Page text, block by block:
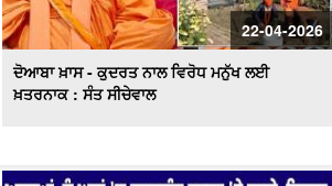
22-04-2026
ਦੋਆਬਾ ਖ਼ਾਸ - ਕੁਦਰਤ ਨਾਲ ਵਿਰੋਧ ਮਨੁੱਖ ਲਈ
ਖ਼ਤਰਨਾਕ : ਸੰਤ ਸੀਚੇਵਾਲ